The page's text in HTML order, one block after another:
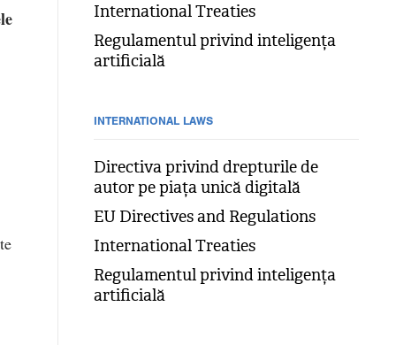
International Treaties
Regulamentul privind inteligența
artificială
INTERNATIONAL LAWS
Directiva privind drepturile de
autor pe piața unică digitală
EU Directives and Regulations
International Treaties
Regulamentul privind inteligența
artificială